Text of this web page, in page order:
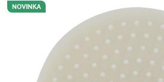
NOVINKA